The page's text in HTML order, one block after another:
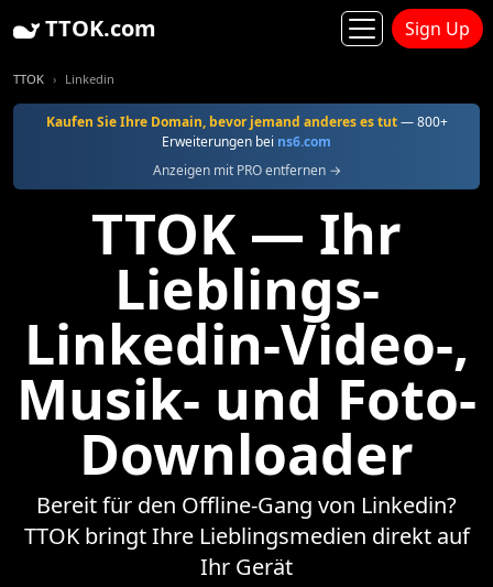
TTOK.com Sign Up
TTOK Linkedin
Kaufen Sie Ihre Domain, bevor jemand anderes es tut— 800+
Erweiterungen bei ns6.com
Anzeigen mit PRO entfernen →
TTOK — Ihr
Lieblings-
Linkedin-Video-,
Musik- und Foto-
Downloader
Bereit für den Offline-Gang von Linkedin?
TTOK bringt Ihre Lieblingsmedien direkt auf
Ihr Gerät